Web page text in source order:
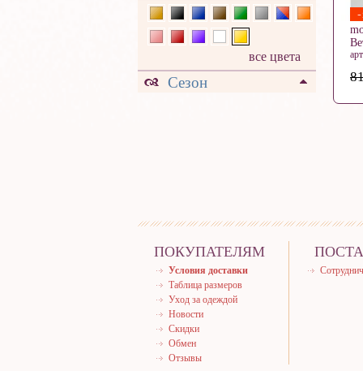
все цвета
Сезон
-
ПОКУПАТЕЛЯМ
Условия доставки
Таблица размеров
Уход за одеждой
Новости
Скидки
Обмен
Отзывы